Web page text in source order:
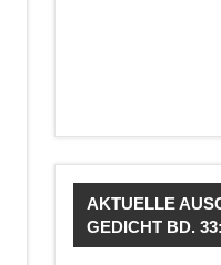
AKTUELLE
GEDICHT BD. 33: